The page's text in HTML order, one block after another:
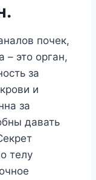
почек,
– это орган,
за
и
за
давать
телу